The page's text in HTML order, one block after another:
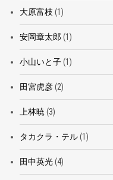
大原富枝 (1)
安岡章太郎 (1)
小山いと子(1)
田宮虎彦(2)
上林暁 (3)
タカクラ・テル(1)
田中英光(4)